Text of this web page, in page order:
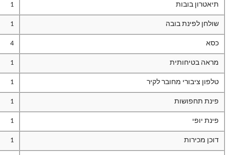
תיאטרון בובות 1
שולחן לפינת בובה 1
כסא 4
מראה בטיחותית 1
טלפון ציבורי מחובר לקיר 1
פינת תחפושות 1
פינת יופי 1
דוכן מכירות 1